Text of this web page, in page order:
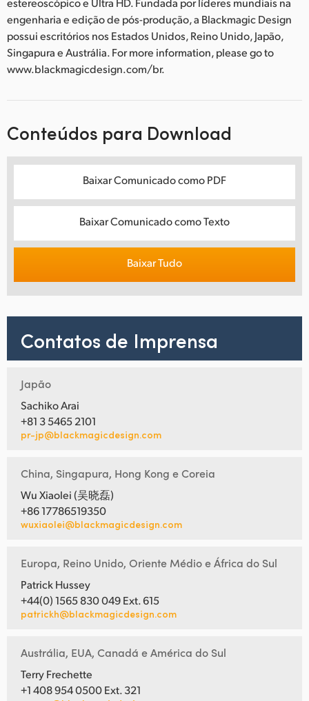
engenharia e edição de pós-produção, a Blackmagic Design
possui escritórios nos Estados Unidos, Reino Unido, Japão,
Singapura e Austrália. For more information, please go to
www.blackmagicdesign.com/br.
Conteúdos para Download
Baixar Comunicado como PDF
Baixar Comunicado como Texto
Baixar Tudo
Contatos de Imprensa
Japão
Sachiko Arai
+81 3 5465 2101
pr-jp@blackmagicdesign.com
China, Singapura, Hong Kong e Coreia
Wu Xiaolei (吴晓磊)
+86 17786519350
wuxiaolei@blackmagicdesign.com
Europa, Reino Unido, Oriente Médio e África do Sul
Patrick Hussey
+44(0) 1565 830 049 Ext. 615
patrickh@blackmagicdesign.com
Austrália, EUA, Canadá e América do Sul
Terry Frechette
+1 408 954 0500 Ext. 321